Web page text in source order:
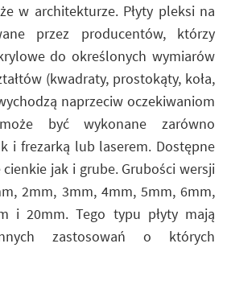
w architekturze. Płyty pleksi na
przez producentów, którzy
do określonych wymiarów
(kwadraty, prostokąty, koła,
naprzeciw oczekiwaniom
być wykonane zarówno
i frezarką lub laserem. Dostępne
jak i grube. Grubości wersji
2mm, 3mm, 4mm, 5mm, 6mm,
i 20mm. Tego typu płyty mają
zastosowań o których